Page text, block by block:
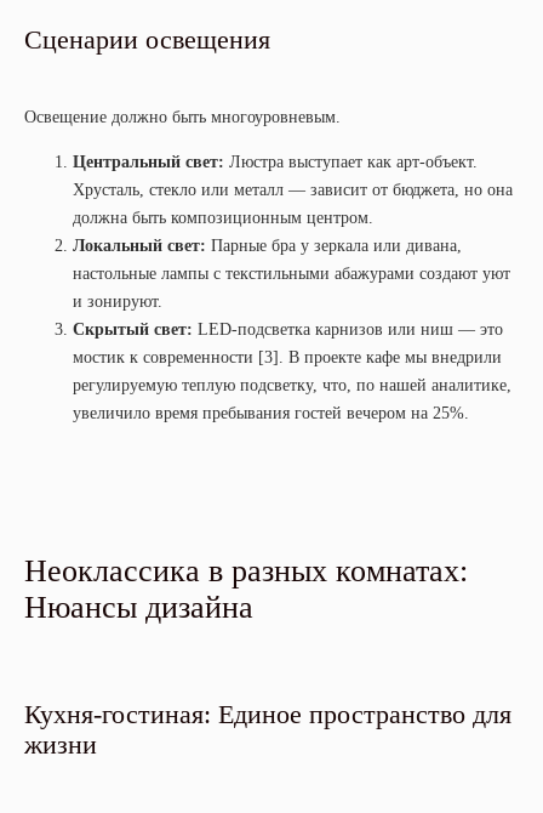
Сценарии освещения
Освещение должно быть многоуровневым.
Центральный свет: Люстра выступает как арт-объект.
Хрусталь, стекло или металл — зависит от бюджета, но она
должна быть композиционным центром.
Локальный свет: Парные бра у зеркала или дивана,
настольные лампы с текстильными абажурами создают уют
и зонируют.
Скрытый свет: LED-подсветка карнизов или ниш — это
мостик к современности [3]. В проекте кафе мы внедрили
регулируемую теплую подсветку, что, по нашей аналитике,
увеличило время пребывания гостей вечером на 25%.
Неоклассика в разных комнатах:
Нюансы дизайна
Кухня-гостиная: Единое пространство для
жизни